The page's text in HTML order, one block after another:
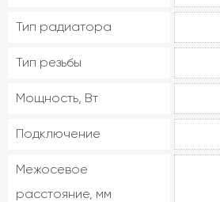
Тип радиатора
Тип резьбы
Мощность, Вт
Подключение
Межосевое
расстояние, мм